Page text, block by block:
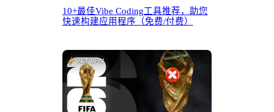
10+最佳Vibe Coding工具推荐，助您
快速构建应用程序（免费/付费）